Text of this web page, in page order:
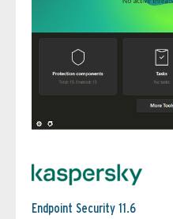
Endpoint Security 11.6